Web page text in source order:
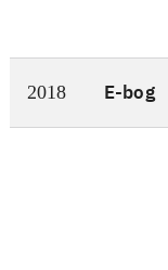
2018 E-bog